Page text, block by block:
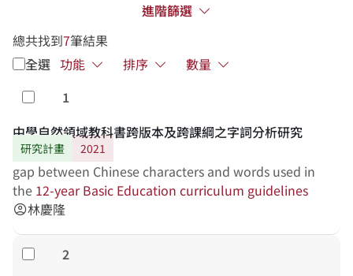
進階篩選
總共找到7筆結果
全選 功能 排序
數量
勾選
1
中學自然領域教科書跨版本及跨課綱之字詞分析研究
研究計畫 2021
gap between Chinese characters and words used in
the 12-year Basic Education curriculum guidelines
account_circle林慶隆
勾選
2